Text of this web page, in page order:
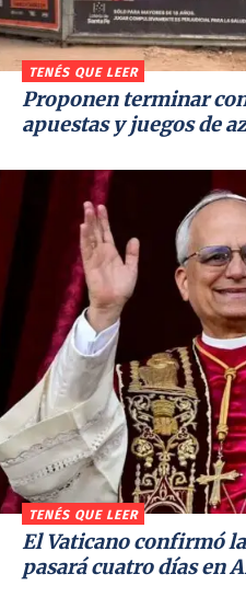
TENÉS QUE LEER
Proponen terminar
apuestas y juegos de
TENÉS QUE LEER
El Vaticano confirmó
pasará cuatro días en